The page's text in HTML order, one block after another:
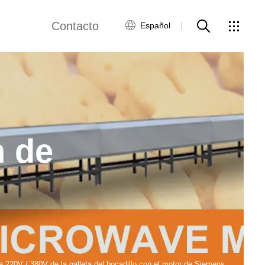
Contacto
Red global
Servicio al Cliente
Contacta con
nosotros
Español
Línea de producción de snacks fritos
de producción de copos de maíz
de producción de bocadillos
Line modified starch production line
Line Microwave Drying Machine
envasado de alimentos
de